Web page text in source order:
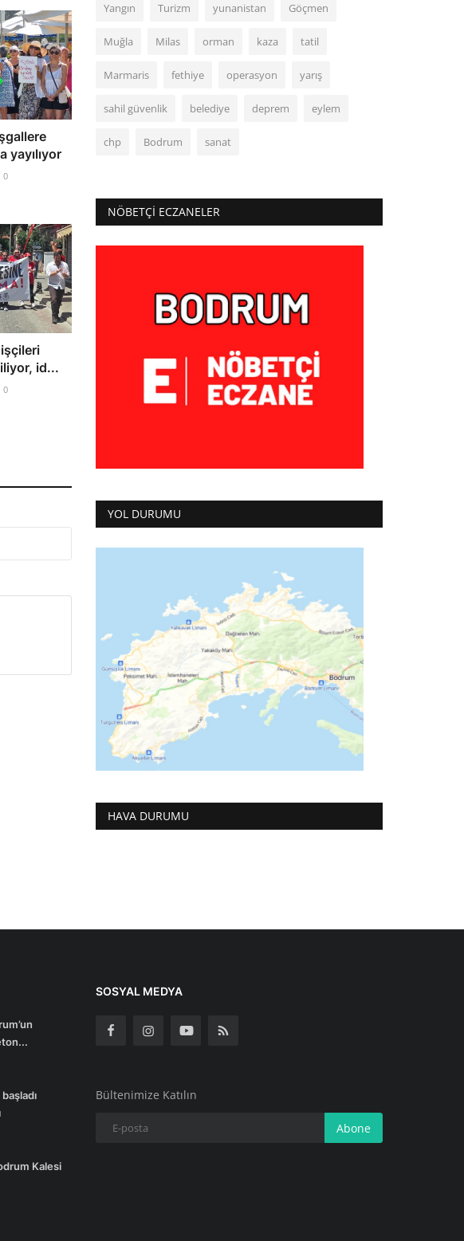
yayılıyor
0
id...
0
Yangın Turizm yunanistan Göçmen
Muğla Milas orman kaza tatil
Marmaris fethiye operasyon yarış
sahil güvenlik belediye deprem eylem
chp Bodrum sanat
NÖBETÇI ECZANELER
YOL DURUMU
HAVA DURUMU
Kalesi
SOSYAL MEDYA
Bültenimize Katılın
Abone